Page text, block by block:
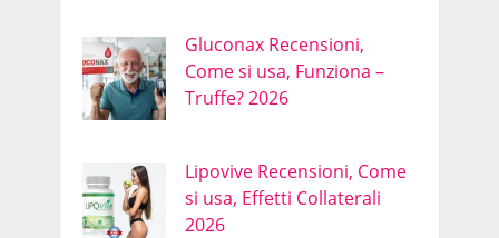
Gluconax Recensioni,
Come si usa, Funziona –
Truffe? 2026
Lipovive Recensioni, Come
si usa, Effetti Collaterali
2026